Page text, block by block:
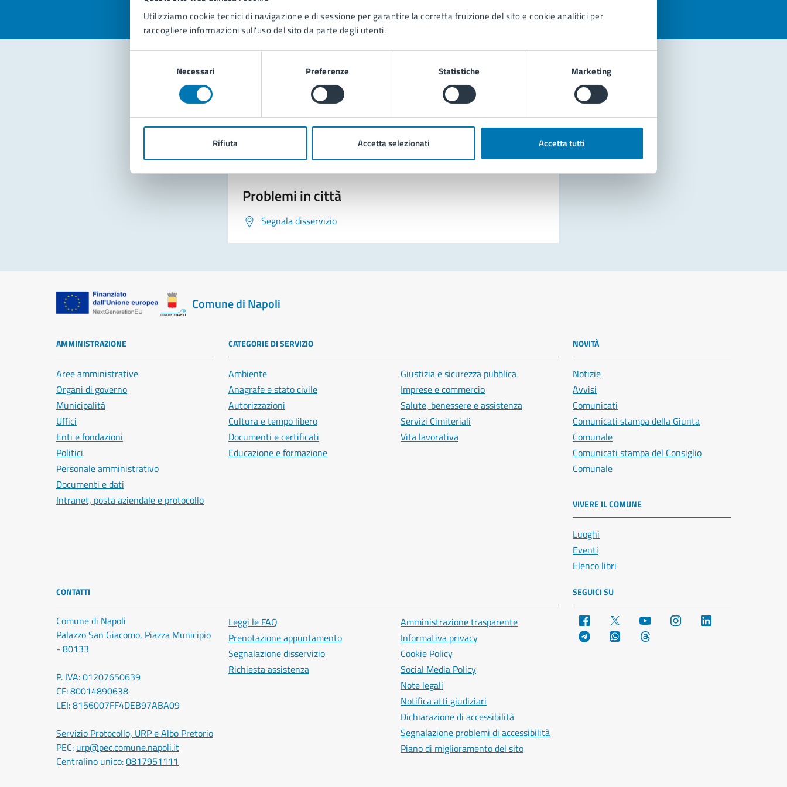
Utilizziamo cookie tecnici di navigazione e di sessione per garantire la corretta fruizione del sito e cookie analitici per
raccogliere informazioni sull'uso del sito da parte degli utenti.
Necessari Preferenze Statistiche Marketing
Rifiuta Accetta selezionati Accetta tutti
Contatta il comune
Leggi le domande frequenti
Prenota appuntamento
Problemi in città
Segnala disservizio
Comune di Napoli
AMMINISTRAZIONE
Aree amministrative
Organi di governo
Municipalità
Uffici
Enti e fondazioni
Politici
Personale amministrativo
Documenti e dati
Intranet, posta aziendale e protocollo
CATEGORIE DI SERVIZIO
Ambiente
Anagrafe e stato civile
Autorizzazioni
Cultura e tempo libero
Documenti e certificati
Educazione e formazione
Giustizia e sicurezza pubblica
Imprese e commercio
Salute, benessere e assistenza
Servizi Cimiteriali
Vita lavorativa
NOVITÀ
Notizie
Avvisi
Comunicati
Comunicati stampa della Giunta
Comunale
Comunicati stampa del Consiglio
Comunale
VIVERE IL COMUNE
Luoghi
Eventi
Elenco libri
CONTATTI
Comune di Napoli
Palazzo San Giacomo, Piazza Municipio
- 80133
P. IVA: 01207650639
CF: 80014890638
LEI: 8156007FF4DEB97ABA09
Servizio Protocollo, URP e Albo Pretorio
PEC: urp@pec.comune.napoli.it
Centralino unico:0817951111
Leggi le FAQ
Prenotazione appuntamento
Segnalazione disservizio
Richiesta assistenza
Amministrazione trasparente
Informativa privacy
Cookie Policy
Social Media Policy
Note legali
Notifica atti giudiziari
Dichiarazione di accessibilità
Segnalazione problemi di accessibilità
Piano di miglioramento del sito
SEGUICI SU
Facebook YouTube Instagram
Telegram WhatsApp